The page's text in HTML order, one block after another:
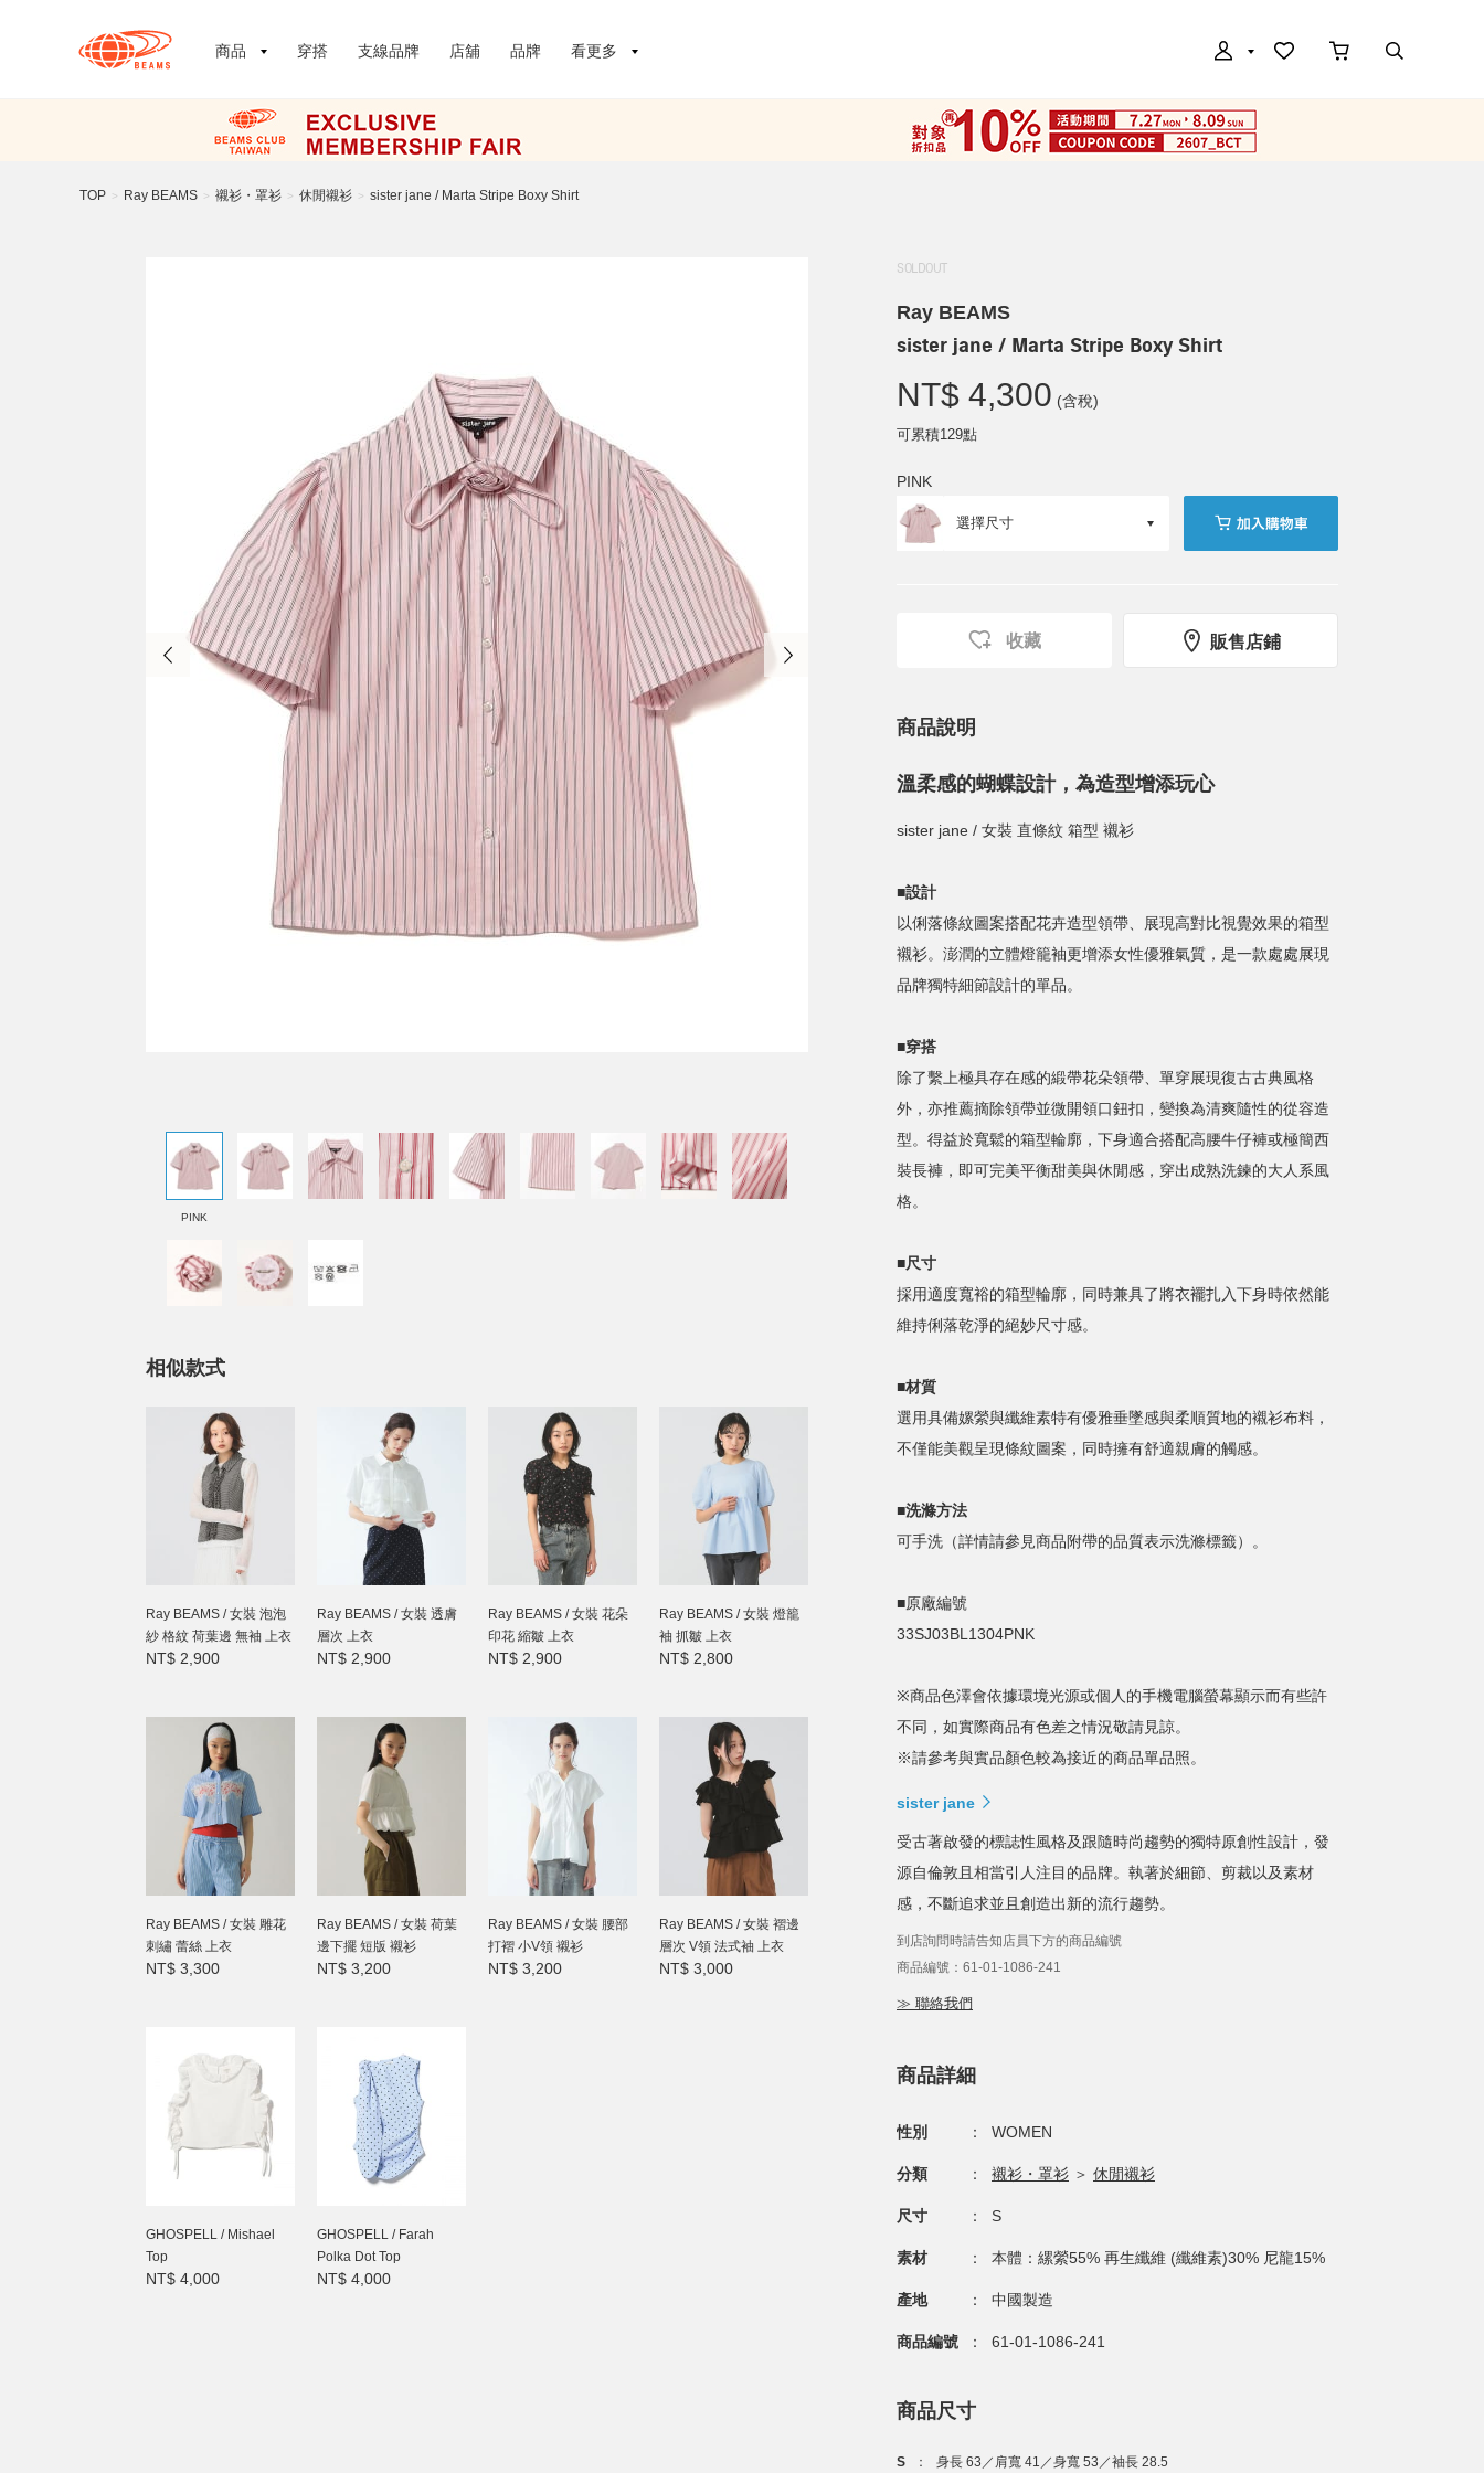
商品 穿搭 支線品牌 店舖 品牌 看更多
TOP > Ray BEAMS > 襯衫・罩衫 > 休閒襯衫 > sister jane / Marta Stripe Boxy Shirt
PINK
相似款式
Ray BEAMS / 女裝 泡泡
紗 格紋 荷葉邊 無袖 上衣
NT$ 2,900
Ray BEAMS / 女裝 透膚
層次 上衣
NT$ 2,900
Ray BEAMS / 女裝 花朵
印花 縮皺 上衣
NT$ 2,900
Ray BEAMS / 女裝 燈籠
袖 抓皺 上衣
NT$ 2,800
Ray BEAMS / 女裝 雕花
刺繡 蕾絲 上衣
NT$ 3,300
Ray BEAMS / 女裝 荷葉
邊下擺 短版 襯衫
NT$ 3,200
Ray BEAMS / 女裝 腰部
打褶 小V領 襯衫
NT$ 3,200
Ray BEAMS / 女裝 褶邊
層次 V領 法式袖 上衣
NT$ 3,000
GHOSPELL / Mishael
Top
NT$ 4,000
GHOSPELL / Farah
Polka Dot Top
NT$ 4,000
SOLDOUT
Ray BEAMS
sister jane / Marta Stripe Boxy Shirt
NT$ 4,300 (含稅)
可累積129點
PINK
收藏 販售店鋪
商品說明
溫柔感的蝴蝶設計，為造型增添玩心
sister jane / 女裝 直條紋 箱型 襯衫
■設計
以俐落條紋圖案搭配花卉造型領帶、展現高對比視覺效果的箱型
襯衫。澎潤的立體燈籠袖更增添女性優雅氣質，是一款處處展現
品牌獨特細節設計的單品。
■穿搭
除了繫上極具存在感的緞帶花朵領帶、單穿展現復古古典風格
外，亦推薦摘除領帶並微開領口鈕扣，變換為清爽隨性的從容造
型。得益於寬鬆的箱型輪廓，下身適合搭配高腰牛仔褲或極簡西
裝長褲，即可完美平衡甜美與休閒感，穿出成熟洗鍊的大人系風
格。
■尺寸
採用適度寬裕的箱型輪廓，同時兼具了將衣襬扎入下身時依然能
維持俐落乾淨的絕妙尺寸感。
■材質
選用具備嫘縈與纖維素特有優雅垂墜感與柔順質地的襯衫布料，
不僅能美觀呈現條紋圖案，同時擁有舒適親膚的觸感。
■洗滌方法
可手洗（詳情請參見商品附帶的品質表示洗滌標籤）。
■原廠編號
33SJ03BL1304PNK
※商品色澤會依據環境光源或個人的手機電腦螢幕顯示而有些許
不同，如實際商品有色差之情況敬請見諒。
※請參考與實品顏色較為接近的商品單品照。
sister jane
受古著啟發的標誌性風格及跟隨時尚趨勢的獨特原創性設計，發
源自倫敦且相當引人注目的品牌。執著於細節、剪裁以及素材
感，不斷追求並且創造出新的流行趨勢。
到店詢問時請告知店員下方的商品編號
商品編號：61-01-1086-241
≫ 聯絡我們
商品詳細
性別 ： WOMEN
分類 ： 襯衫・罩衫 ＞ 休閒襯衫
尺寸 ： S
素材 ： 本體：縲縈55% 再生纖維 (纖維素)30% 尼龍15%
產地 ： 中國製造
商品編號 ： 61-01-1086-241
商品尺寸
S ： 身長 63／肩寬 41／身寬 53／袖長 28.5